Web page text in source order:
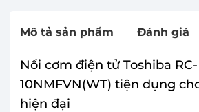
Mô tả sản phẩm Đánh giá
Nồi cơm điện tử Toshiba RC-
10NMFVN(WT) tiện dụng
hiện đại